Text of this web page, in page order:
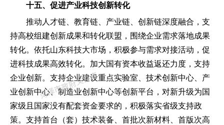
十五、促进产业科技创新转化
推动人才链、教育链、产业链、创新链深度融合 ， 支
持高校组建创新成果和转化联盟 ， 围绕企业需求落地成果
转化。依托山东科技大市场 ， 积极参与需求对接活动 ， 促
进科技成果高效转化。加大国有资本收益返还力度 ， 支持
企业创新。支持企业建设重点实验室、技术创新中心、产
业创新中心、制造业创新中心等创新平台 ， 对新升级为国
家级且国家没有配套资金要求的 ， 积极落实省级支持政
策。支持首台
（套） 技术装备、首批次新材料、首版次高